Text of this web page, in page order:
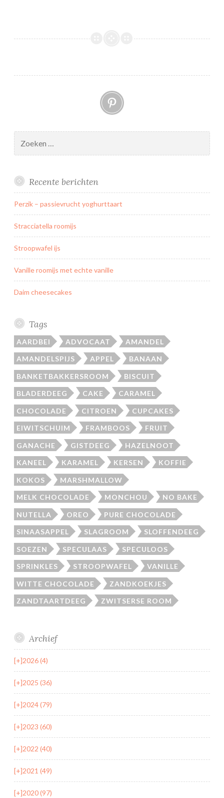
j
m
e
v
n
e
Pinterest
naar:
Recente berichten
Perzik – passievrucht yoghurttaart
Stracciatella roomijs
Stroopwafel ijs
Vanille roomijs met echte vanille
Daim cheesecakes
Tags
AARDBEI ADVOCAAT AMANDEL
AMANDELSPIJS APPEL BANAAN
BANKETBAKKERSROOM BISCUIT
BLADERDEEG CAKE CARAMEL
CHOCOLADE CITROEN CUPCAKES
EIWITSCHUIM FRAMBOOS FRUIT
GANACHE GISTDEEG HAZELNOOT
KANEEL KARAMEL KERSEN KOFFIE
KOKOS MARSHMALLOW
MELK CHOCOLADE MONCHOU NO BAKE
NUTELLA OREO PURE CHOCOLADE
SINAASAPPEL SLAGROOM SLOFFENDEEG
SOEZEN SPECULAAS SPECULOOS
SPRINKLES STROOPWAFEL VANILLE
WITTE CHOCOLADE ZANDKOEKJES
ZANDTAARTDEEG ZWITSERSE ROOM
Archief
[+]2026 (4)
[+]2025 (36)
[+]2024 (79)
[+]2023 (60)
[+]2022 (40)
[+]2021 (49)
[+]2020 (97)